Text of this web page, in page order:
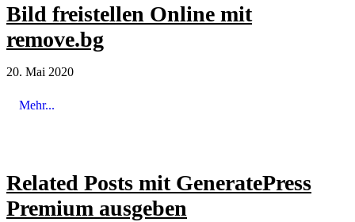
Bild freistellen Online mit
remove.bg
20. Mai 2020
Mehr...
Related Posts mit GeneratePress
Premium ausgeben